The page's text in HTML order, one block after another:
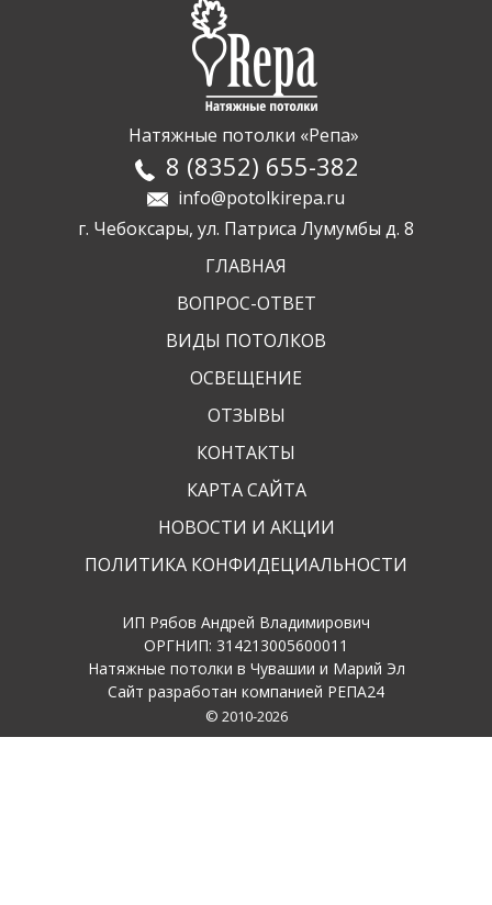
Натяжные потолки «Репа»
8 (8352) 655-382
info@potolkirepa.ru
г. Чебоксары, ул. Патриса Лумумбы д. 8
ГЛАВНАЯ
ВОПРОС-ОТВЕТ
ВИДЫ ПОТОЛКОВ
ОСВЕЩЕНИЕ
ОТЗЫВЫ
КОНТАКТЫ
КАРТА САЙТА
НОВОСТИ И АКЦИИ
ПОЛИТИКА КОНФИДЕЦИАЛЬНОСТИ
ИП Рябов Андрей Владимирович
ОРГНИП: 314213005600011
Натяжные потолки в Чувашии и Марий Эл
Сайт разработан компанией РЕПА24
© 2010-2026